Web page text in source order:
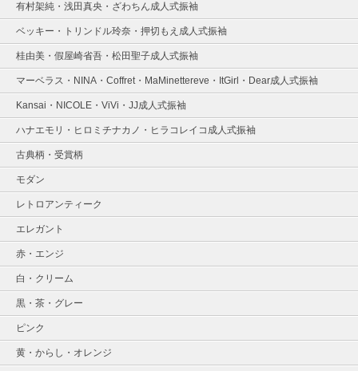
有村架純・浅田真央・ざわちん成人式振袖
ベッキー・トリンドル玲奈・押切もえ成人式振袖
桂由美・假屋崎省吾・松田聖子成人式振袖
マーベラス・NINA・Coffret・MaMinettereve・ItGirl・Dear成人式振袖
Kansai・NICOLE・ViVi・JJ成人式振袖
ハナエモリ・ヒロミチナカノ・ヒラコレイコ成人式振袖
古典柄・受賞柄
モダン
レトロアンティーク
エレガント
赤・エンジ
白・クリーム
黒・茶・グレー
ピンク
黄・からし・オレンジ